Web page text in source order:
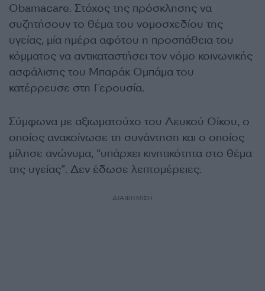
Obamacare. Στόχος της πρόσκλησης να
συζητήσουν το θέμα του νομοσχεδίου της
υγείας, μία ημέρα αφότου η προσπάθεια του
κόμματος να αντικαταστήσει τον νόμο κοινωνικής
ασφάλισης του Μπαράκ Ομπάμα του
κατέρρευσε στη Γερουσία.
Σύμφωνα με αξιωματούχο του Λευκού Οίκου, ο
οποίος ανακοίνωσε τη συνάντηση και ο οποίος
μίλησε ανώνυμα, “υπάρχει κινητικότητα στο θέμα
της υγείας”. Δεν έδωσε λεπτομέρειες.
ΔΙΑΦΗΜΙΣΗ